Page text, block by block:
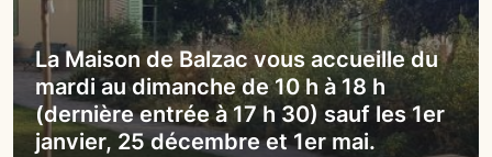
La Maison de Balzac vous accueille du
mardi au dimanche de 10 h à 18 h
(dernière entrée à 17 h 30) sauf les 1er
janvier, 25 décembre et 1er mai.